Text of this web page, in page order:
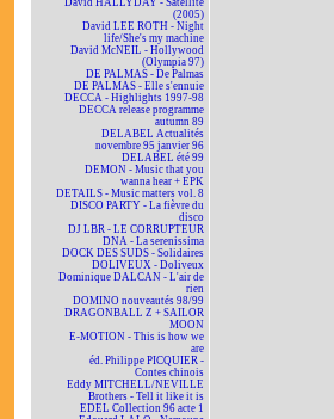
David HALLYDAY - Satellite
(2005)
David LEE ROTH - Night
life/She's my machine
David McNEIL - Hollywood
(Olympia 97)
DE PALMAS - De Palmas
DE PALMAS - Elle s'ennuie
DECCA - Highlights 1997-98
DECCA release programme
autumn 89
DELABEL Actualités
novembre 95 janvier 96
DELABEL été 99
DEMON - Music that you
wanna hear + EPK
DETAILS - Music matters vol. 8
DISCO PARTY - La fièvre du
disco
DJ LBR - LE CORRUPTEUR
DNA - La serenissima
DOCK DES SUDS - Solidaires
DOLIVEUX - Doliveux
Dominique DALCAN - L'air de
rien
DOMINO nouveautés 98/99
DRAGONBALL Z + SAILOR
MOON
E-MOTION - This is how we
are
éd. Philippe PICQUIER -
Contes chinois
Eddy MITCHELL/NEVILLE
Brothers - Tell it like it is
EDEL Collection 96 acte 1